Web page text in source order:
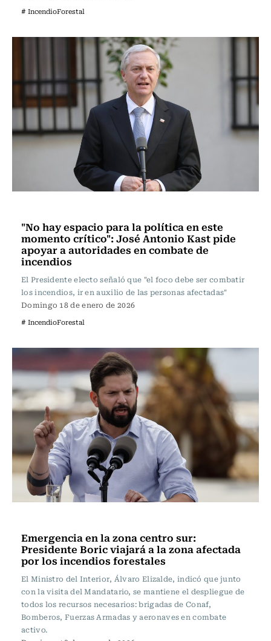
# IncendioForestal
"No hay espacio para la política en este
momento crítico": José Antonio Kast pide
apoyar a autoridades en combate de
incendios
El Presidente electo señaló que "el foco debe ser combatir
los incendios, ir en auxilio de las personas afectadas"
Domingo 18 de enero de 2026
# IncendioForestal
Emergencia en la zona centro sur:
Presidente Boric viajará a la zona afectada
por los incendios forestales
El Ministro del Interior, Álvaro Elizalde, indicó que junto
con la visita del Mandatario, se mantiene el despliegue de
todos los recursos necesarios: brigadas de Conaf,
Bomberos, Fuerzas Armadas y aeronaves en combate
activo.